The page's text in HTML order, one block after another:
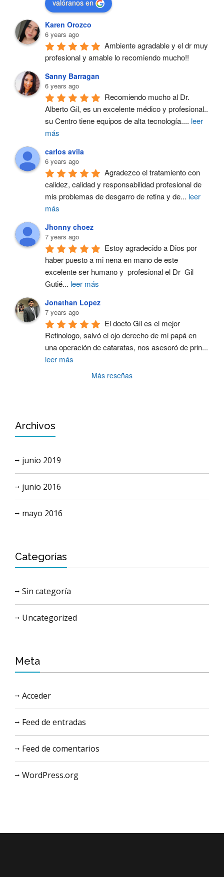
valóranos en
Karen Orozco
6 years ago
Ambiente agradable y el dr muy
profesional y amable lo recomiendo mucho!!
Sanny Barragan
6 years ago
Recomiendo mucho al Dr.
Alberto Gil, es un excelente médico y profesional..
su Centro tiene equipos de alta tecnología.... leer
más
carlos avila
6 years ago
Agradezco el tratamiento con
calidez, calidad y responsabilidad profesional de
mis problemas de desgarro de retina y de... leer
más
Jhonny choez
7 years ago
Estoy agradecido a Dios por
haber puesto a mi nena en mano de este
excelente ser humano y  profesional el Dr  Gil
Gutié... leer más
Jonathan Lopez
7 years ago
El docto Gil es el mejor
Retinologo, salvó el ojo derecho de mi papá en
una operación de cataratas, nos asesoró de prin...
leer más
Más reseñas
Archivos
junio 2019
junio 2016
mayo 2016
Categorías
Sin categoría
Uncategorized
Meta
Acceder
Feed de entradas
Feed de comentarios
WordPress.org